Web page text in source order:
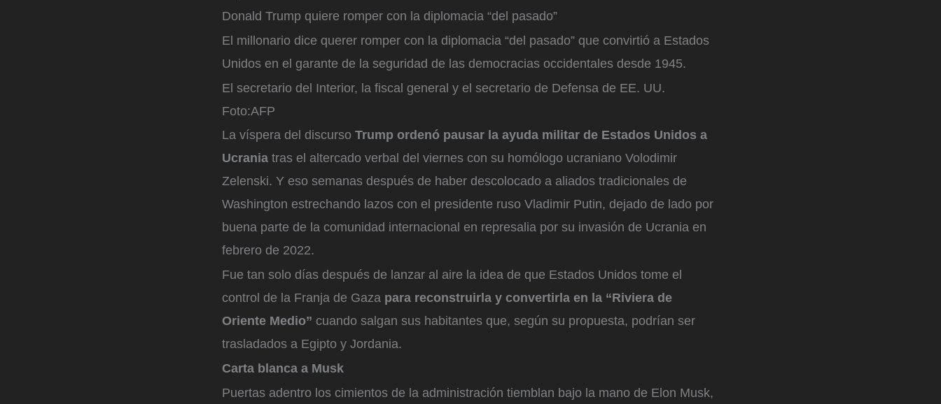
Donald Trump quiere romper con la diplomacia “del pasado”
El millonario dice querer romper con la diplomacia “del pasado” que convirtió a Estados
Unidos en el garante de la seguridad de las democracias occidentales desde 1945.
El secretario del Interior, la fiscal general y el secretario de Defensa de EE. UU.
Foto:AFP
La víspera del discurso Trump ordenó pausar la ayuda militar de Estados Unidos a
Ucrania tras el altercado verbal del viernes con su homólogo ucraniano Volodimir
Zelenski. Y eso semanas después de haber descolocado a aliados tradicionales de
Washington estrechando lazos con el presidente ruso Vladimir Putin, dejado de lado por
buena parte de la comunidad internacional en represalia por su invasión de Ucrania en
febrero de 2022.
Fue tan solo días después de lanzar al aire la idea de que Estados Unidos tome el
control de la Franja de Gaza para reconstruirla y convertirla en la “Riviera de
Oriente Medio” cuando salgan sus habitantes que, según su propuesta, podrían ser
trasladados a Egipto y Jordania.
Carta blanca a Musk
Puertas adentro los cimientos de la administración tiemblan bajo la mano de Elon Musk,